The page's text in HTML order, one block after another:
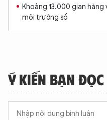
Khoảng 13.000 gian
môi trường số
Ý KIẾN BẠN ĐỌC